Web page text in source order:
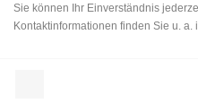
Sie können Ihr Einverständnis
Kontaktinformationen finden Sie u. a.